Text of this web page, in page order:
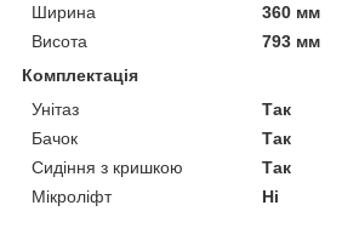
Ширина
360 мм
Висота
793 мм
Комплектація
Унітаз
Так
Бачок
Так
Сидіння з кришкою
Так
Мікроліфт
Ні